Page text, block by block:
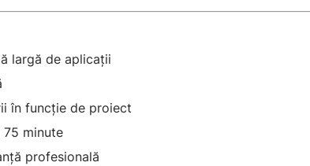
largă de aplicații
în funcție de proiect
75 minute
profesională